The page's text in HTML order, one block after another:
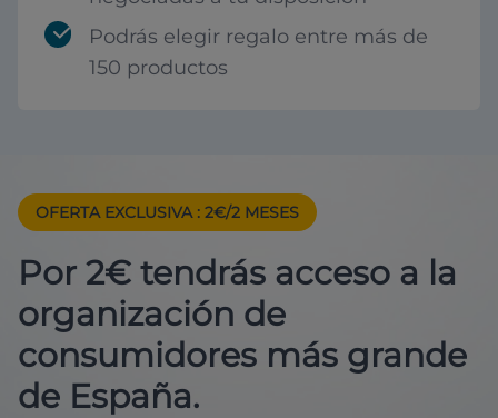
Podrás elegir regalo entre más de
150 productos
OFERTA EXCLUSIVA : 2€/2 MESES
Por 2€ tendrás acceso a la
organización de
consumidores más grande
de España.